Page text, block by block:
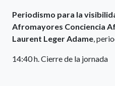
Periodismo para la
Afromayores Conciencia
Laurent Leger Adame,
14:40 h. Cierre de la jornada